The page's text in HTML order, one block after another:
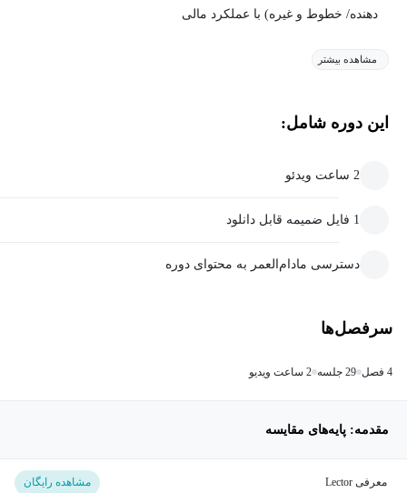
دهنده/ خطوط و غیره) با عملکرد مالی
مشاهده بیشتر
این دوره شامل:
2 ساعت ویدئو
1 فایل ضمیمه قابل دانلود
دسترسی مادام‌العمر به محتوای دوره
سرفصل‌ها
4 فصل 29 جلسه 2 ساعت ویدیو
مقدمه: پایه‌های مقایسه
معرفی Lector مشاهده رایگان